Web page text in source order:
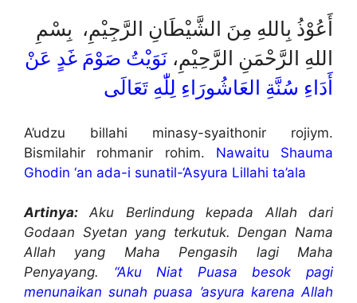
أَعُوْذُ بِاللهِ مِنَ الشَّيْطَانِ الرَّجِيْمِ، بِسْمِ
اللهِ الرَّحْمَنِ الرَّحِيْمِ، نَوَيْتُ صَوْمَ غَدٍ عَنْ
أَدَاءِ سُنَّةِ العَاشُورَاءِ لِلّٰهِ تَعَالَى
A’udzu billahi minasy-syaithonir rojiym.
Bismilahir rohmanir rohim. Nawaitu Shauma
Ghodin ‘an ada-i sunatil-‘Asyura Lillahi ta’ala
Artinya: Aku Berlindung kepada Allah dari
Godaan Syetan yang terkutuk. Dengan Nama
Allah yang Maha Pengasih lagi Maha
Penyayang. “Aku Niat Puasa besok pagi
menunaikan sunah puasa ’asyura karena Allah